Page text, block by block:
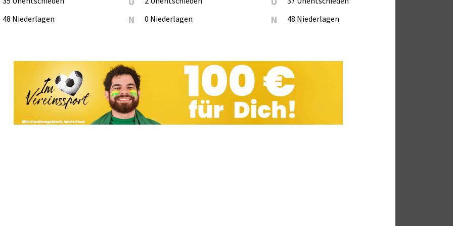
48 Niederlagen
N 0 Niederlagen N 48 Niederlagen